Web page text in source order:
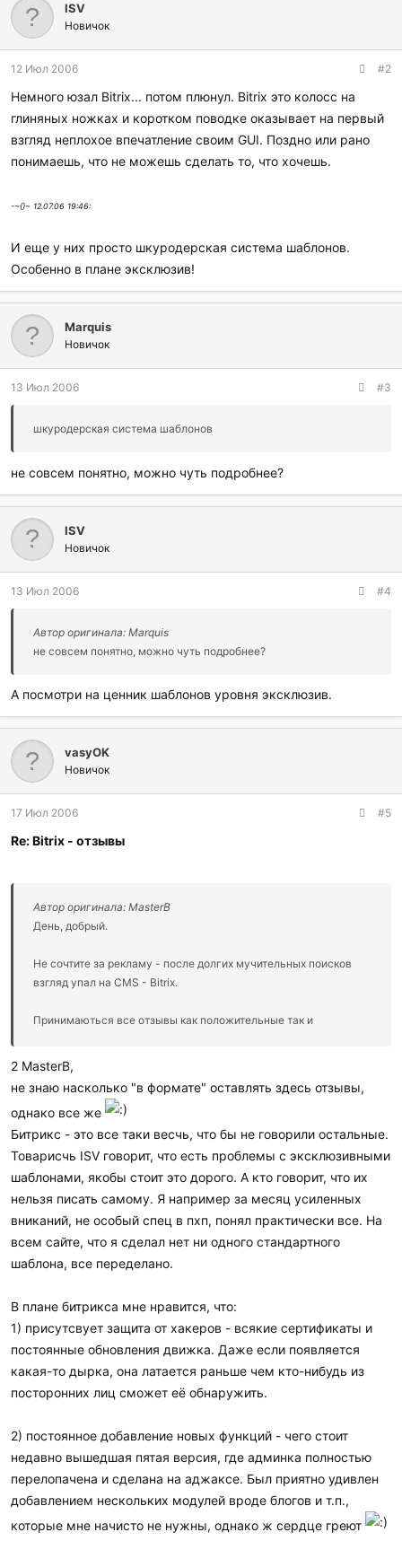
ISV
Новичок
12 Июл 2006 #2
Немного юзал Bitrix... потом плюнул. Bitrix это колосс на
глиняных ножках и коротком поводке оказывает на первый
взгляд неплохое впечатление своим GUI. Поздно или рано
понимаешь, что не можешь сделать то, что хочешь.
-~{}~ 12.07.06 19:46:
И еще у них просто шкуродерская система шаблонов.
Особенно в плане эксклюзив!
Marquis
Новичок
13 Июл 2006 #3
шкуродерская система шаблонов
не совсем понятно, можно чуть подробнее?
ISV
Новичок
13 Июл 2006 #4
Автор оригинала: Marquis
не совсем понятно, можно чуть подробнее?
А посмотри на ценник шаблонов уровня эксклюзив.
vasyOK
Новичок
17 Июл 2006 #5
Re: Bitrix - отзывы
Автор оригинала: MasterB
День, добрый.
Не сочтите за рекламу - после долгих мучительных поисков
взгляд упал на CMS - Bitrix.
Принимаються все отзывы как положительные так и
Дело в том, что проект который я координирую, существует
уже 7 лет - две системы уже было куплено - но из-за
умирающей тех. поддержки - развиваться дальше совершенно
невозможно. Пришел черед покупки новой CMS - итого
получается 3-яя система. Хотелось бы услашть озывы гуру,
которые уже работают на Bitrix-е. Очень не хотелось бы в
очередной раз ошибиться с выбором .... Ежели формат
формума не позволяет писать отзывы прям сюда - буду
благодарен, если вы пришлете их в личку или на почту
Заранее спасибо за Вашу помощь.
Суважением,
2 MasterB,
не знаю насколько "в формате" оставлять здесь отзывы,
однако все же
Битрикс - это все таки весчь, что бы не говорили остальные.
Товарисчь ISV говорит, что есть проблемы с эксклюзивными
шаблонами, якобы стоит это дорого. А кто говорит, что их
нельзя писать самому. Я например за месяц усиленных
вниканий, не особый спец в пхп, понял практически все. На
всем сайте, что я сделал нет ни одного стандартного
шаблона, все переделано.
В плане битрикса мне нравится, что:
1) присутсвует защита от хакеров - всякие сертификаты и
постоянные обновления движка. Даже если появляется
какая-то дырка, она латается раньше чем кто-нибудь из
посторонних лиц сможет её обнаружить.
2) постоянное добавление новых функций - чего стоит
недавно вышедшая пятая версия, где админка полностью
перелопачена и сделана на аджаксе. Был приятно удивлен
добавлением нескольких модулей вроде блогов и т.п.,
которые мне начисто не нужны, однако ж сердце греют